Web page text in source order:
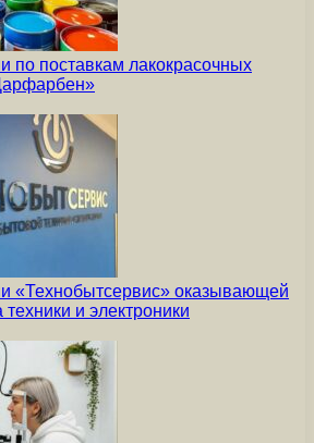
по поставкам лакокрасочных
«Технобытсервис» оказывающей
техники и электроники